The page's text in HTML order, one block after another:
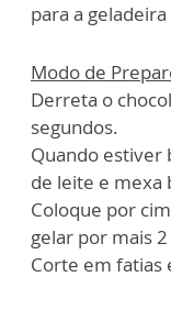
para a
Modo de
Derreta o
segundos.
Quando estiver
de leite e mexa
Coloque por
gelar por mais
Corte em fatias